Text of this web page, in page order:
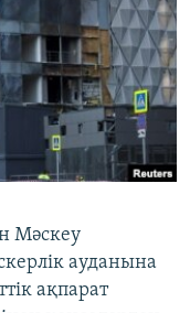
Мәскеу
ауданына
ақпарат